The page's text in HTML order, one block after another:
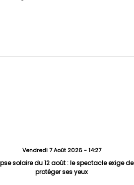
Vendredi 7 Août 2026 - 14:27
solaire du 12 août : le spectacle exige de
protéger ses yeux